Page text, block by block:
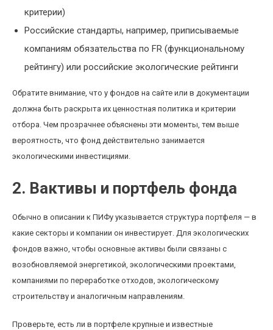
критерии)
Российские стандарты, например, приписываемые
компаниям обязательства по FR (функциональному
рейтингу) или российские экологические рейтинги
Обратите внимание, что у фондов на сайте или в документации
должна быть раскрыта их ценностная политика и критерии
отбора. Чем прозрачнее объяснены эти моменты, тем выше
вероятность, что фонд действительно занимается
экологическими инвестициями.
2. Вактивы и портфель фонда
Обычно в описании к ПИФу указывается структура портфеля — в
какие секторы и компании он инвестирует. Для экологических
фондов важно, чтобы основные активы были связаны с
возобновляемой энергетикой, экологическими проектами,
компаниями по переработке отходов, экологическому
строительству и аналогичным направлениям.
Проверьте, есть ли в портфеле крупные и известные